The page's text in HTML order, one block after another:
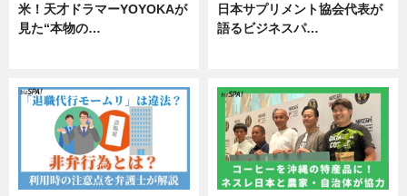
米！天才ドラマーYOYOKAが
見た“本物の…
日本サプリメント協会代表が
語るビジネスパ…